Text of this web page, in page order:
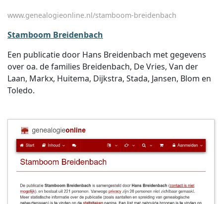
www.genealogieonline.nl/stamboom-breidenbach
Stamboom Breidenbach
Een publicatie door Hans Breidenbach met gegevens
over oa. de families Breidenbach, De Vries, Van der
Laan, Markx, Huitema, Dijkstra, Stada, Jansen, Blom en
Toledo.